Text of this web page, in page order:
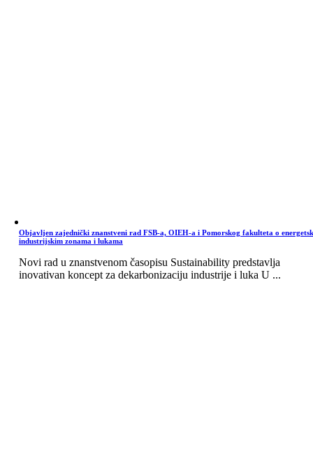
Objavljen zajednički znanstveni rad FSB-a, OIEH-a i Pomorskog fakulteta o
industrijskim zonama i lukama
Novi rad u znanstvenom časopisu Sustainability predstavlja
inovativan koncept za dekarbonizaciju industrije i luka U ...